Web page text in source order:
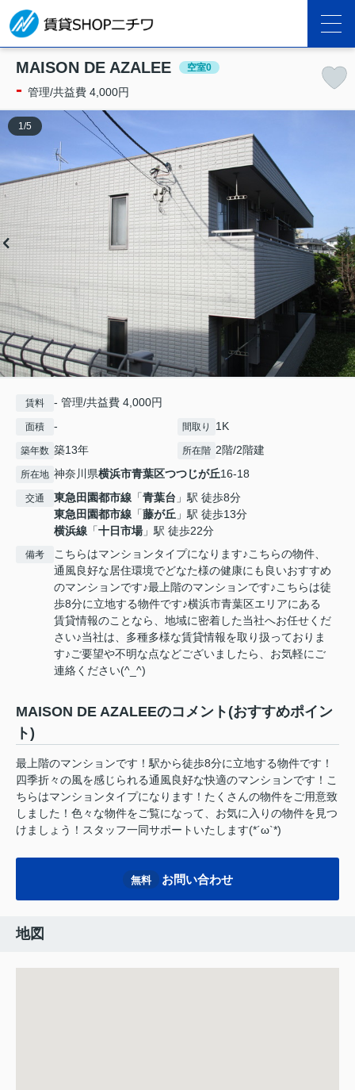
MAISON DE AZALEE 空室0
- 管理/共益費 4,000円
1 /5
賃料 - 管理/共益費 4,000円
面積 - 間取り 1K
築年数 築13年 所在階 2階/2階建
所在地 神奈川県横浜市青葉区つつじが丘16-18
交通 東急田園都市線 「青葉台 」駅 徒歩8分
東急田園都市線 「藤が丘 」駅 徒歩13分
横浜線 「十日市場」駅 徒歩22分
備考
こちらはマンションタイプになります♪こちらの物件、
通風良好な居住環境でどなた様の健康にも良いおすすめ
のマンションです♪最上階のマンションです♪こちらは徒
歩8分に立地する物件です♪横浜市青葉区エリアにある
賃貸情報のことなら、地域に密着した当社へお任せくだ
さい♪当社は、多種多様な賃貸情報を取り扱っておりま
す♪ご要望や不明な点などございましたら、お気軽にご
連絡ください(^_^)
MAISON DE AZALEEのコメント(おすすめポイン
ト)
最上階のマンションです！駅から徒歩8分に立地する物件です！
四季折々の風を感じられる通風良好な快適のマンションです！こ
ちらはマンションタイプになります！たくさんの物件をご用意致
しました！色々な物件をご覧になって、お気に入りの物件を見つ
けましょう！スタッフ一同サポートいたします(*´ω`*)
無料 お問い合わせ
地図